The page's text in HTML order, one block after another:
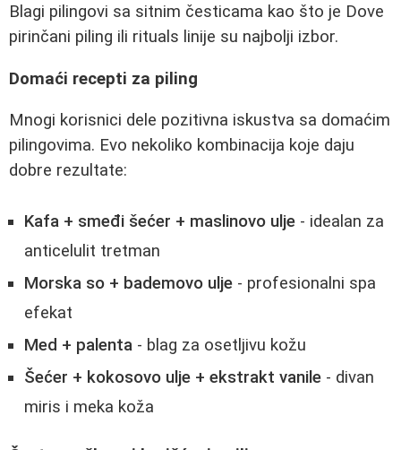
Blagi pilingovi sa sitnim česticama kao što je Dove
pirinčani piling ili rituals linije su najbolji izbor.
Domaći recepti za piling
Mnogi korisnici dele pozitivna iskustva sa domaćim
pilingovima. Evo nekoliko kombinacija koje daju
dobre rezultate:
Kafa + smeđi šećer + maslinovo ulje - idealan za
anticelulit tretman
Morska so + bademovo ulje - profesionalni spa
efekat
Med + palenta - blag za osetljivu kožu
Šećer + kokosovo ulje + ekstrakt vanile - divan
miris i meka koža